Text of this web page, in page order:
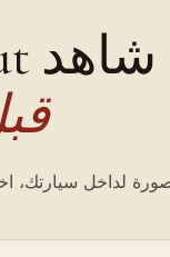
شاهد Lut في سيارتك،
لداخل سيارتك،